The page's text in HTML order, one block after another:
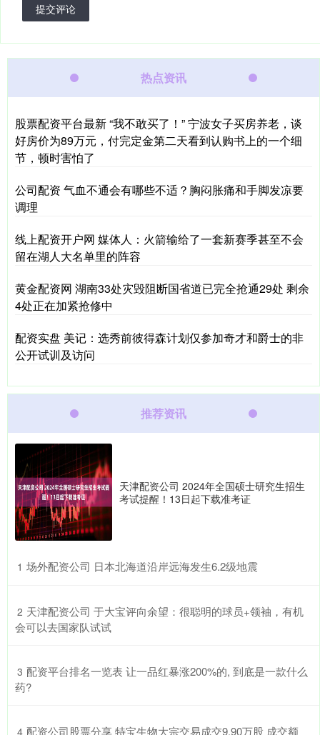
提交评论
热点资讯
股票配资平台最新 “我不敢买了！” 宁波女子买房养老，谈
好房价为89万元，付完定金第二天看到认购书上的一个细
节，顿时害怕了
公司配资 气血不通会有哪些不适？胸闷胀痛和手脚发凉要
调理
线上配资开户网 媒体人：火箭输给了一套新赛季甚至不会
留在湖人大名单里的阵容
黄金配资网 湖南33处灾毁阻断国省道已完全抢通29处 剩余
4处正在加紧抢修中
配资实盘 美记：选秀前彼得森计划仅参加奇才和爵士的非
公开试训及访问
推荐资讯
天津配资公司 2024年全国硕士研究生招生
考试提醒！13日起下载准考证
1 ​场外配资公司 日本北海道沿岸远海发生6.2级地震
2 ​天津配资公司 于大宝评向余望：很聪明的球员+领袖，有机
会可以去国家队试试
3 ​配资平台排名一览表 让一品红暴涨200%的, 到底是一款什么
药?
4 ​配资公司股票分享 特宝生物大宗交易成交9.90万股 成交额